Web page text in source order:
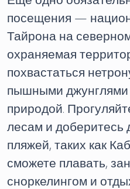
посещения —
Тайрона на
охраняемая
похвастаться
пышными джунглями
природой.
лесам и доберитесь
пляжей, таких как
сможете плавать,
сноркелингом и